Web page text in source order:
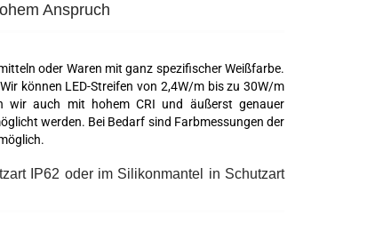
Anspruch
oder Waren mit ganz spezifischer Weißfarbe.
können LED-Streifen von 2,4W/m bis zu 30W/m
wir auch mit hohem CRI und äußerst genauer
werden. Bei Bedarf sind Farbmessungen der
IP62 oder im Silikonmantel in Schutzart